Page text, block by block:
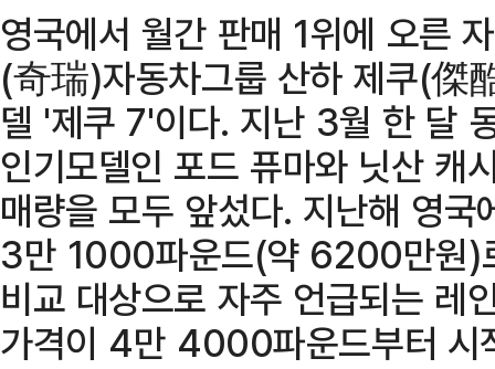
영국에서 월간 판매 1위에 오른
(奇瑞)자동차그룹 산하 제쿠(傑
델 '제쿠 7'이다. 지난 3월 한 달
인기모델인 포드 퓨마와 닛산 캐
매량을 모두 앞섰다. 지난해 영
3만 1000파운드(약 6200만원)
비교 대상으로 자주 언급되는 레
가격이 4만 4000파운드부터 시